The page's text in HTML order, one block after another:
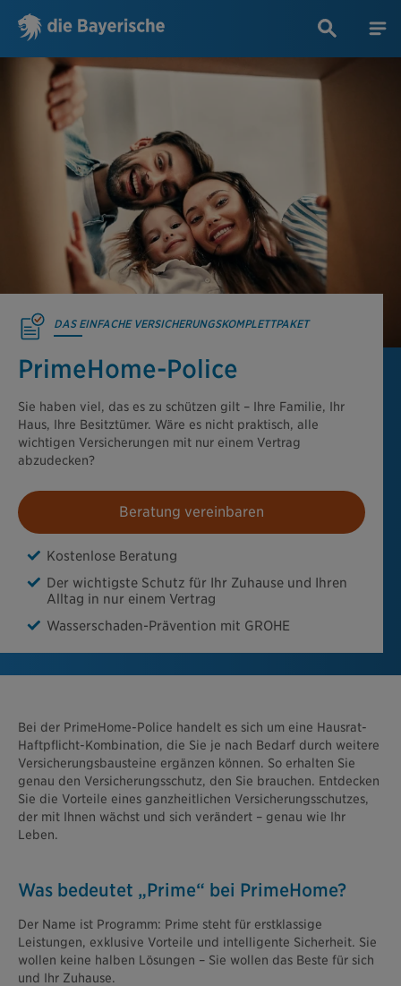
DAS EINFACHE VERSICHERUNGSKOMPLETTPAKET
PrimeHome-Police
Sie haben viel, das es zu schützen gilt – Ihre Familie, Ihr
Haus, Ihre Besitztümer. Wäre es nicht praktisch, alle
wichtigen Versicherungen mit nur einem Vertrag
abzudecken?
Beratung vereinbaren
Kostenlose Beratung
Der wichtigste Schutz für Ihr Zuhause und Ihren
Alltag in nur einem Vertrag
Wasserschaden-Prävention mit GROHE
Bei der PrimeHome-Police handelt es sich um eine Hausrat-
Haftpflicht-Kombination, die Sie je nach Bedarf durch weitere
Versicherungsbausteine ergänzen können. So erhalten Sie
genau den Versicherungsschutz, den Sie brauchen. Entdecken
Sie die Vorteile eines ganzheitlichen Versicherungsschutzes,
der mit Ihnen wächst und sich verändert – genau wie Ihr
Leben.
Was bedeutet „Prime“ bei PrimeHome?
Der Name ist Programm: Prime steht für erstklassige
Leistungen, exklusive Vorteile und intelligente Sicherheit. Sie
wollen keine halben Lösungen – Sie wollen das Beste für sich
und Ihr Zuhause.